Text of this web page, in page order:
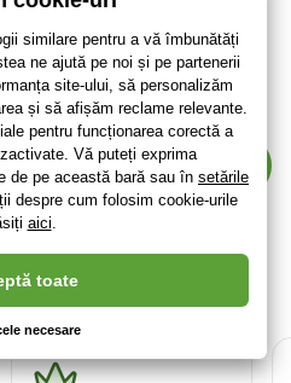
30 produse
3